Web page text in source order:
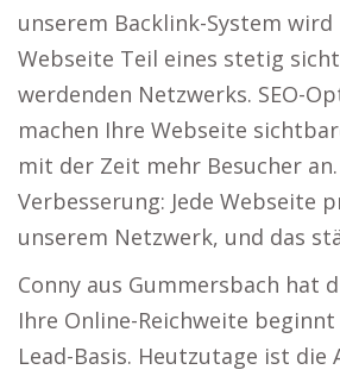
unserem Backlink-System
Webseite Teil eines stetig
werdenden Netzwerks. SEO-
machen Ihre Webseite
mit der Zeit mehr Besucher
Verbesserung: Jede Webseite
unserem Netzwerk, und das
Conny aus Gummersbach hat
Ihre Online-Reichweite
Lead-Basis. Heutzutage ist